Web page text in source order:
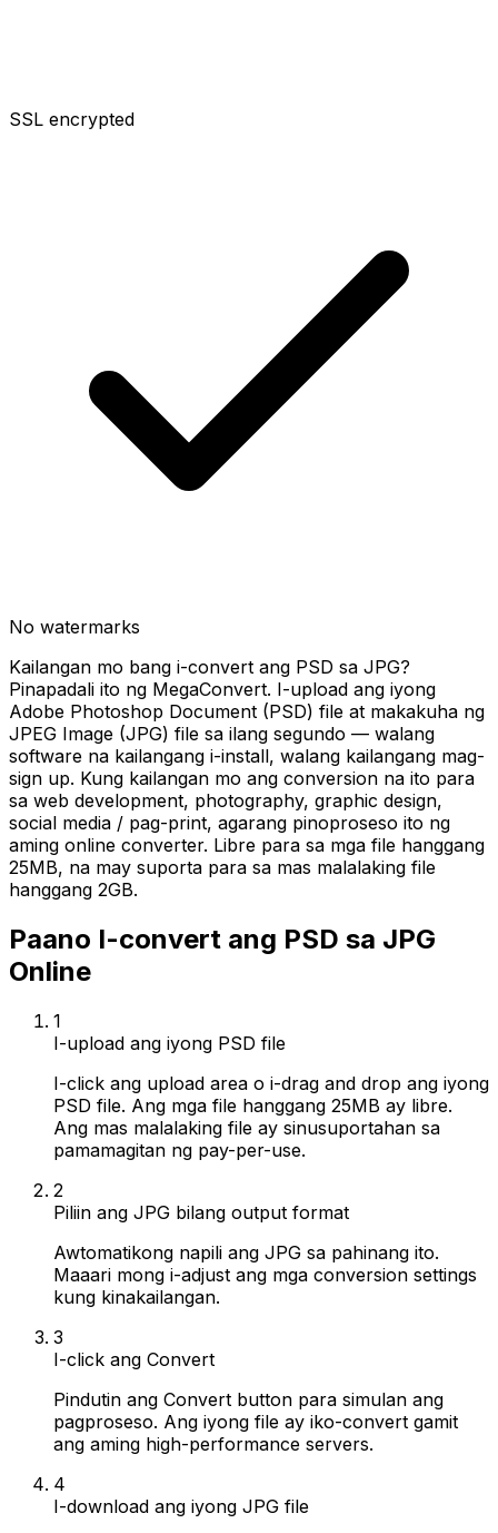
SSL encrypted
No watermarks
Kailangan mo bang i-convert ang PSD sa JPG?
Pinapadali ito ng MegaConvert. I-upload ang iyong
Adobe Photoshop Document (PSD) file at makakuha ng
JPEG Image (JPG) file sa ilang segundo — walang
software na kailangang i-install, walang kailangang mag-
sign up. Kung kailangan mo ang conversion na ito para
sa web development, photography, graphic design,
social media / pag-print, agarang pinoproseso ito ng
aming online converter. Libre para sa mga file hanggang
25MB, na may suporta para sa mas malalaking file
hanggang 2GB.
Paano I-convert ang PSD sa JPG
Online
1
I-upload ang iyong PSD file
I-click ang upload area o i-drag and drop ang iyong
PSD file. Ang mga file hanggang 25MB ay libre.
Ang mas malalaking file ay sinusuportahan sa
pamamagitan ng pay-per-use.
2
Piliin ang JPG bilang output format
Awtomatikong napili ang JPG sa pahinang ito.
Maaari mong i-adjust ang mga conversion settings
kung kinakailangan.
3
I-click ang Convert
Pindutin ang Convert button para simulan ang
pagproseso. Ang iyong file ay iko-convert gamit
ang aming high-performance servers.
4
I-download ang iyong JPG file